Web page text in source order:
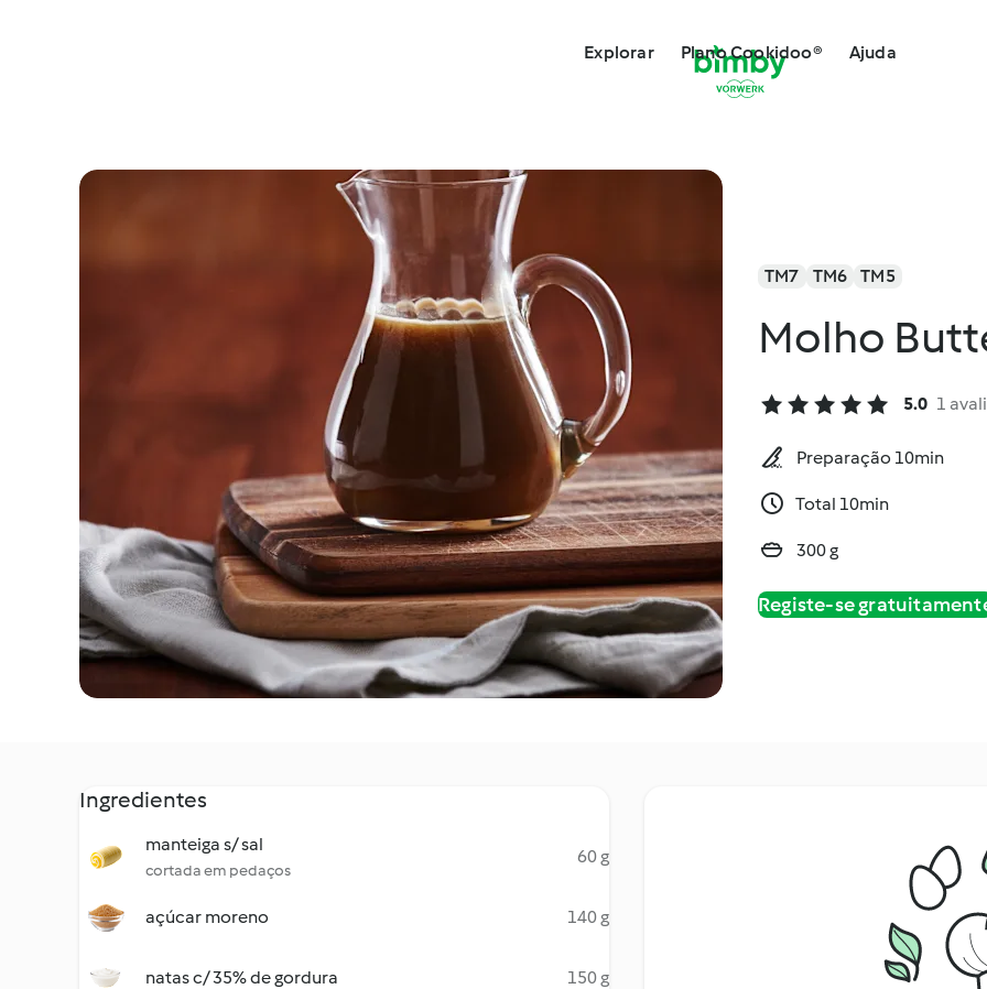
Explorar Plano Cookidoo® Ajuda
TM7 TM6 TM5
Molho
5.0 1
Preparação 10min
Total 10min
300 g
Registe-se
Ingredientes
manteiga s/ sal
cortada em pedaços
60 g
açúcar moreno 140 g
natas c/ 35% de gordura 150 g